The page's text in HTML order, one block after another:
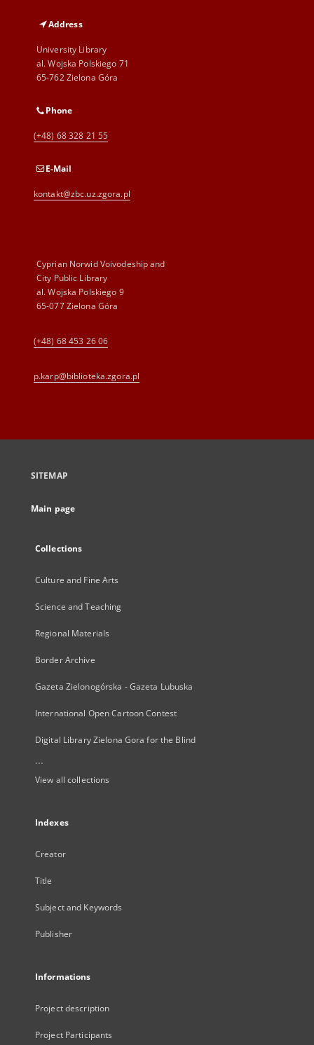
Address
University Library
al. Wojska Polskiego 71
65-762 Zielona Góra
Phone
(+48) 68 328 21 55
E-Mail
kontakt@zbc.uz.zgora.pl
Cyprian Norwid Voivodeship and
City Public Library
al. Wojska Polskiego 9
65-077 Zielona Góra
(+48) 68 453 26 06
p.karp@biblioteka.zgora.pl
SITEMAP
Main page
Collections
Culture and Fine Arts
Science and Teaching
Regional Materials
Border Archive
Gazeta Zielonogórska - Gazeta Lubuska
International Open Cartoon Contest
Digital Library Zielona Gora for the Blind
...
View all collections
Indexes
Creator
Title
Subject and Keywords
Publisher
Informations
Project description
Project Participants